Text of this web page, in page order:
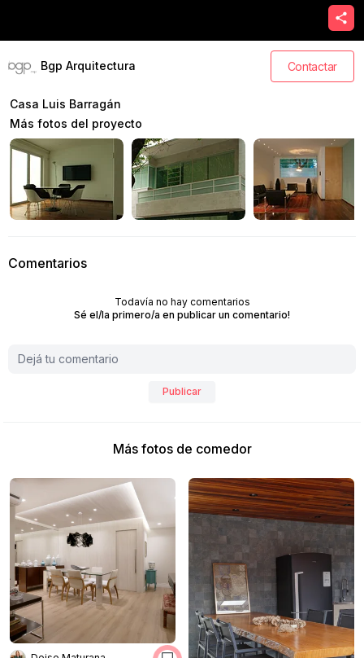
Bgp Arquitectura Contactar
Casa Luis Barragán
Más fotos del proyecto
Comentarios
Todavía no hay comentarios
Sé el/la primero/a en publicar un comentario!
Publicar
Más fotos de comedor